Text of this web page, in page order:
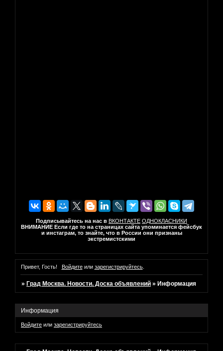
Подписывайтесь на нас в ВКОНТАКТЕ ОДНОКЛАСНИКИ
ВНИМАНИЕ Если где то на страницах сайта упоминается фейсбук
и инстаграм, то знайте, что в России они признаны
экстремистскими
Привет, Гость! Войдитеили зарегистрируйтесь.
» Град Москва. Новости. Доска объявлений » Информация
Информация
Войдите или зарегистрируйтесь